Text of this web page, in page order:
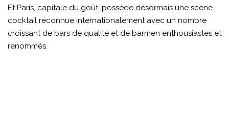
Et Paris, capitale du goût, possède désormais une scène
cocktail reconnue internationalement avec un nombre
croissant de bars de qualité et de barmen enthousiastes et
renommés.